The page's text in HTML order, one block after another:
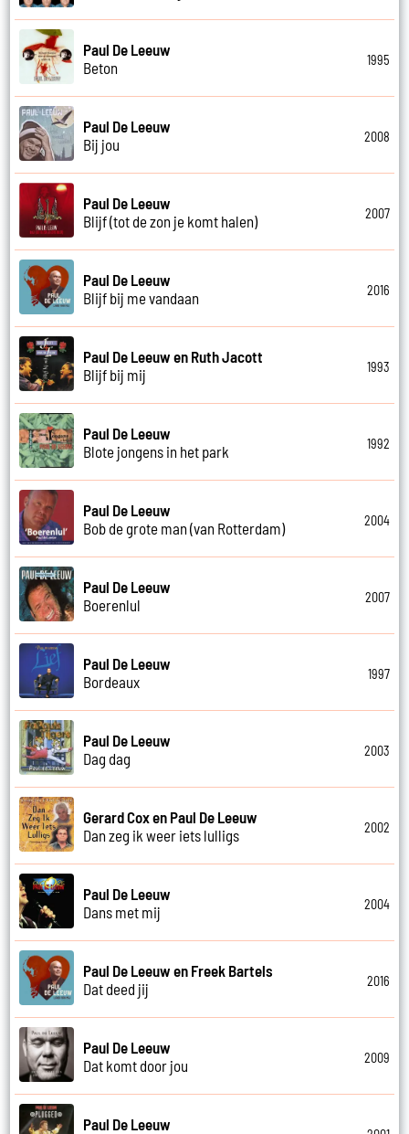
Paul De Leeuw
Beton
1995
Paul De Leeuw
Bij jou
2008
Paul De Leeuw
Blijf (tot de zon je komt halen)
2007
Paul De Leeuw
Blijf bij me vandaan
2016
Paul De Leeuw en Ruth Jacott
Blijf bij mij
1993
Paul De Leeuw
Blote jongens in het park
1992
Paul De Leeuw
Bob de grote man (van Rotterdam)
2004
Paul De Leeuw
Boerenlul
2007
Paul De Leeuw
Bordeaux
1997
Paul De Leeuw
Dag dag
2003
Gerard Cox en Paul De Leeuw
Dan zeg ik weer iets lulligs
2002
Paul De Leeuw
Dans met mij
2004
Paul De Leeuw en Freek Bartels
Dat deed jij
2016
Paul De Leeuw
Dat komt door jou
2009
Paul De Leeuw